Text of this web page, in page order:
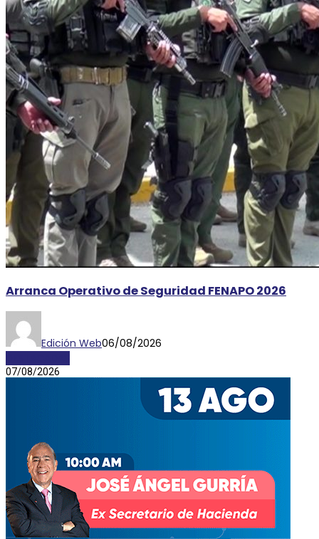
Arranca Operativo de Seguridad FENAPO 2026
Edición Web06/08/2026
07/08/2026